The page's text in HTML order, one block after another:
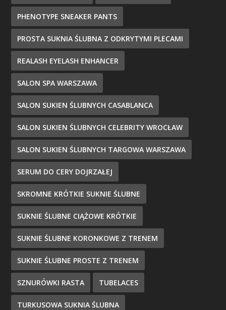
PHENOTYPE SNEAKER PANTS
PROSTA SUKNIA ŚLUBNA Z ODKRYTYMI PLECAMI
REALASH EYELASH ENHANCER
SALON SPA WARSZAWA
SALON SUKIEN ŚLUBNYCH CASABLANCA
SALON SUKIEN ŚLUBNYCH CELEBRITY WROCŁAW
SALON SUKIEN ŚLUBNYCH TARGOWA WARSZAWA
SERUM DO CERY DOJRZAŁEJ
SKROMNE KRÓTKIE SUKNIE ŚLUBNE
SUKNIE ŚLUBNE CIĄŻOWE KRÓTKIE
SUKNIE ŚLUBNE KORONKOWE Z TRENEM
SUKNIE ŚLUBNE PROSTE Z TRENEM
SZNURÓWKI RASTA TUBELACES
TURKUSOWA SUKNIA ŚLUBNA